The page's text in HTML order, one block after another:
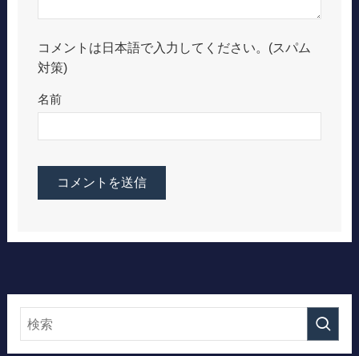
コメントは日本語で入力してください。(スパム
対策)
名前